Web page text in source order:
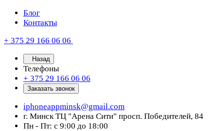
Блог
Контакты
+ 375 29 166 06 06
Назад
Телефоны
+ 375 29 166 06 06
Заказать звонок
iphoneappminsk@gmail.com
г. Минск ТЦ "Арена Сити" просп. Победителей, 84
Пн - Пт: с 9:00 до 18:00